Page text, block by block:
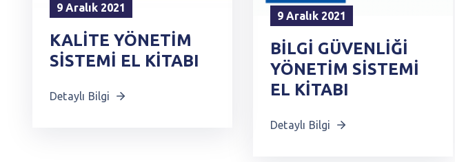
9 Aralık 2021
KALİTE YÖNETİM
SİSTEMİ EL KİTABI
Detaylı Bilgi
9 Aralık 2021
BİLGİ GÜVENLİĞİ
YÖNETİM SİSTEMİ
EL KİTABI
Detaylı Bilgi